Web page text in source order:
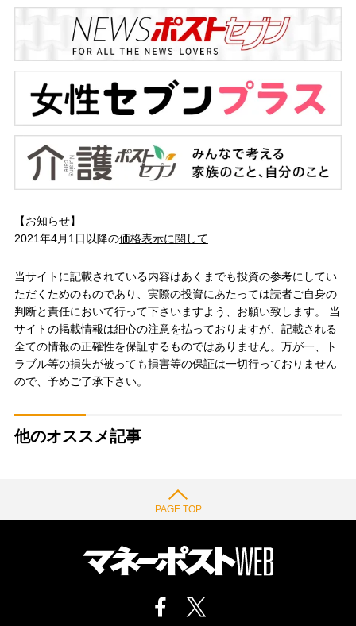
【お知らせ】
2021年4月1日以降の価格表示に関して
当サイトに記載されている内容はあくまでも投資の参考にしてい
ただくためのものであり、実際の投資にあたっては読者ご自身の
判断と責任において行って下さいますよう、お願い致します。 当
サイトの掲載情報は細心の注意を払っておりますが、記載される
全ての情報の正確性を保証するものではありません。万が一、ト
ラブル等の損失が被っても損害等の保証は一切行っておりません
ので、予めご了承下さい。
他のオススメ記事
PAGE TOP